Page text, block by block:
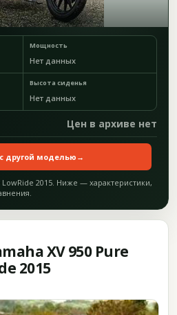
Мощность
Нет данных
Высота сиденья
Нет данных
Цен в архиве нет
другой моделью →
LowRide 2015. Ниже — характеристики,
XV 950 Pure
2015